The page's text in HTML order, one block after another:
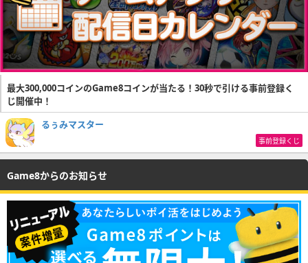
最大300,000コインのGame8コインが当たる！30秒で引ける事前登録く
じ開催中！
るぅみマスター
事前登録くじ
Game8からのお知らせ